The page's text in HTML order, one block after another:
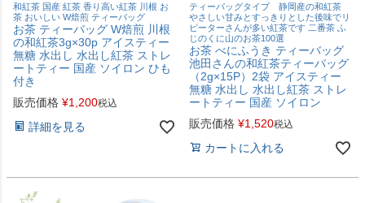
和紅茶 国産 紅茶 香り高い紅茶 川根 お
茶 おいしい W焙煎 ティーバッグ
お茶 ティーバッグ W焙煎 川根
の和紅茶3g×30p アイスティー
無糖 水出し 水出し紅茶 ストレ
ートティー 国産 ソイロン ひも
付き
販売価格 ¥1,200税込
詳細を見る
ティーバッグタイプ 静岡産の和紅茶
やさしい甘みとすっきりとした後味でリ
ピーターさんが多い紅茶です 二番茶 ふ
じのくに山のお茶100選
お茶 べにふうき ティーバッグ
池田さんの和紅茶ティーバッグ
（2g×15P）2袋 アイスティー
無糖 水出し 水出し紅茶 ストレ
ートティー 国産 ソイロン
販売価格 ¥1,520税込
カートに入れる